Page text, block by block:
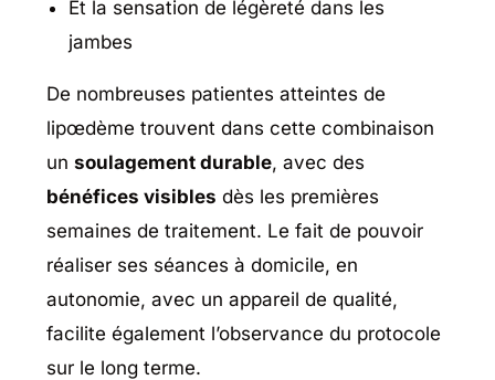
Et la sensation de légèreté dans les
jambes
De nombreuses patientes atteintes de
lipœdème trouvent dans cette combinaison
un soulagement durable, avec des
bénéfices visibles dès les premières
semaines de traitement. Le fait de pouvoir
réaliser ses séances à domicile, en
autonomie, avec un appareil de qualité,
facilite également l’observance du protocole
sur le long terme.